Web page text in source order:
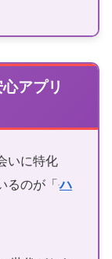
アプリ
いに特化
るのが「 ハ